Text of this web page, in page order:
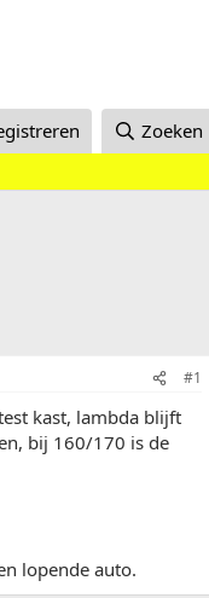
Zoeken
#1
kast, lambda blijft
bij 160/170 is de
lopende auto.